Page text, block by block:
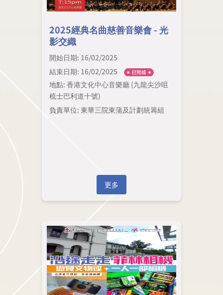
2025經典名曲慈善音樂會 - 光
影交織
開始日期: 16/02/2025
結束日期: 16/02/2025
地點: 香港文化中心音樂廳 (九龍尖沙咀
梳士巴利道十號)
負責單位: 東華三院東蒲及計劃統籌組
更多